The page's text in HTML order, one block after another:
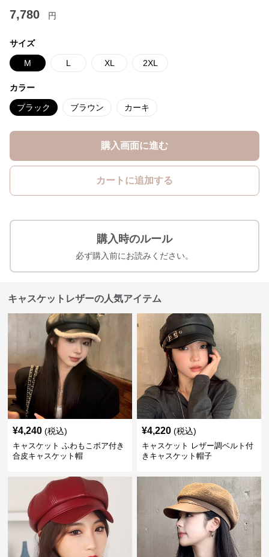
7,780 円
サイズ
M L XL 2XL
カラー
ブラック ブラウン カーキ
購入画面に進む
カートに追加する
購入時のルール
必ず購入前にお読みください。
キャスケットレザーの人気アイテム
¥4,240 (税込)
キャスケット ふわもこボア付き
合皮キャスケット帽
¥4,220 (税込)
キャスケット レザー調ベルト付
きキャスケット帽子